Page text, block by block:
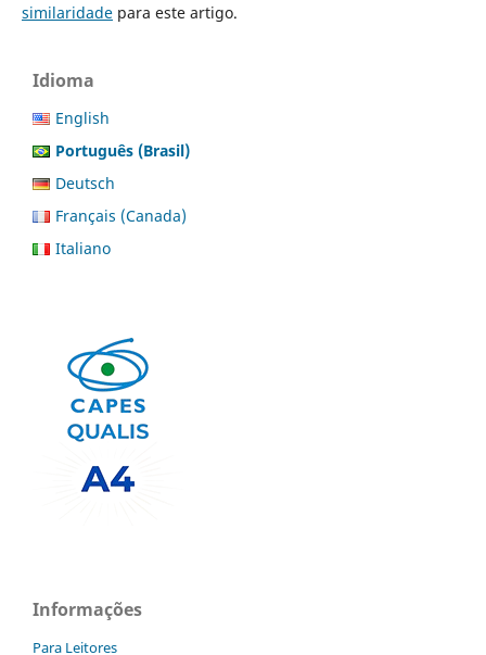
similaridadepara este artigo.
Idioma
English
Português (Brasil)
Deutsch
Français (Canada)
Italiano
Informações
Para Leitores